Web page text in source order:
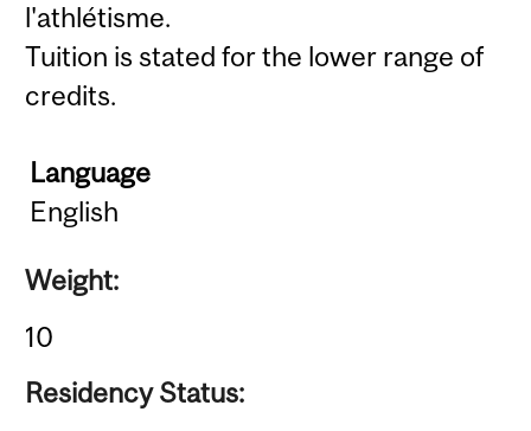
l'athlétisme.
Tuition is stated for the lower range of
credits.
Language
English
Weight:
10
Residency Status: